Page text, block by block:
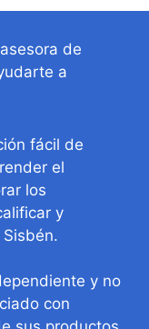
de
a
fácil de
el
los
y
y no
con